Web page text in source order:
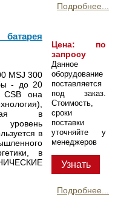
Подробнее...
Цена: по
запросу
Данное
оборудование
поставляется
под заказ.
Стоимость,
сроки
поставки
уточняйте у
менеджеров
Узнать
MSJ 300
- до 20
CSB она
в
в
в
Подробнее...